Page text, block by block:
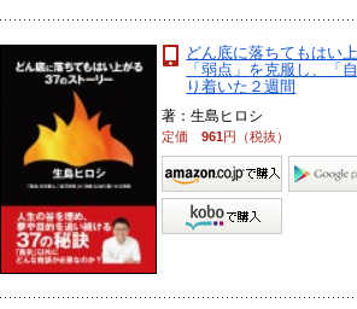
どん底に落ちてもはい
「弱点」を克服し、「
り着いた２週間
著：生島ヒロシ
定価961円（税抜）